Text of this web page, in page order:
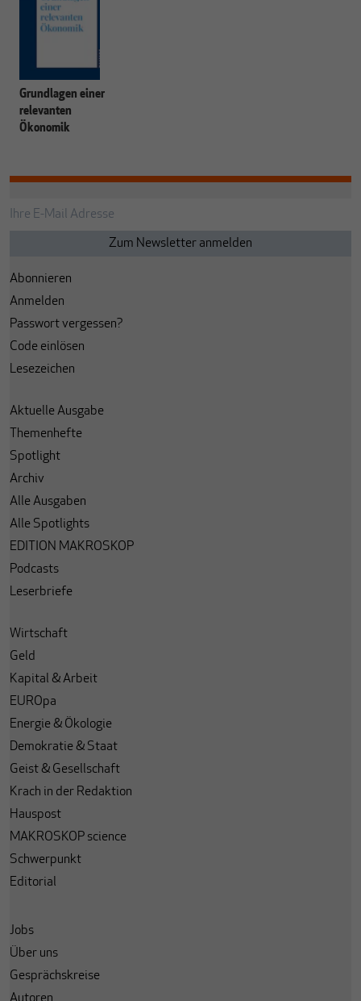
Grundlagen einer
relevanten
Ökonomik
Abonnieren
Anmelden
Passwort vergessen?
Code einlösen
Lesezeichen
Aktuelle Ausgabe
Themenhefte
Spotlight
Archiv
Alle Ausgaben
Alle Spotlights
EDITION MAKROSKOP
Podcasts
Leserbriefe
Wirtschaft
Geld
Kapital & Arbeit
EUROpa
Energie & Ökologie
Demokratie & Staat
Geist & Gesellschaft
Krach in der Redaktion
Hauspost
MAKROSKOP science
Schwerpunkt
Editorial
Jobs
Über uns
Gesprächskreise